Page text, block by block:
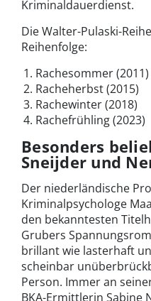
Kriminaldauerdienst.
Die Walter-Pulaski-
Reihenfolge:
Rachesommer (2011)
Racheherbst (2015)
Rachewinter (2018)
Rachefrühling (2023)
Besonders
Sneijder und
Der niederländische
Kriminalpsychologe
den bekanntesten
Grubers
brillant wie lasterhaft
scheinbar
Person. Immer an
BKA-Ermittlerin Sabine